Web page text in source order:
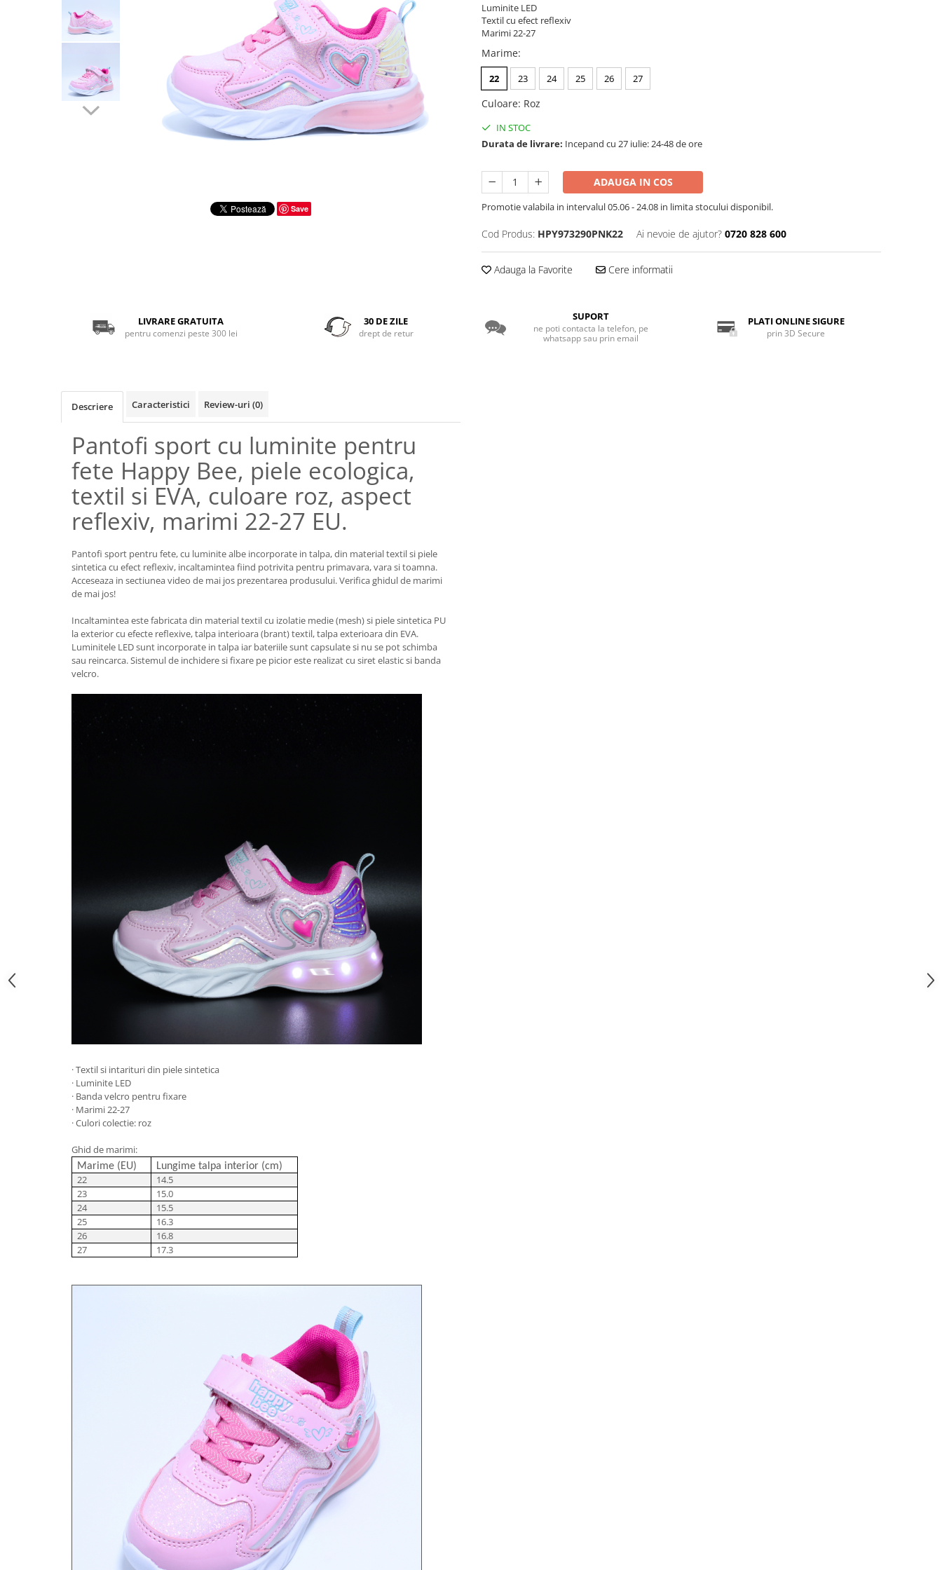
Save
Luminite LED
Textil cu efect reflexiv
Marimi 22-27
Marime:
22 23 24 25 26 27
Culoare: Roz
IN STOC
Durata de livrare: Incepand cu 27 iulie: 24-48 de ore
ADAUGA IN COS
Promotie valabila in intervalul 05.06 - 24.08 in limita stocului disponibil.
Cod Produs: HPY973290PNK22 Ai nevoie de ajutor? 0720 828 600
Adauga la Favorite Cere informatii
LIVRARE GRATUITA
pentru comenzi peste 300 lei
30 DE ZILE
drept de retur
SUPORT
ne poti contacta la telefon, pe
whatsapp sau prin email
PLATI ONLINE SIGURE
prin 3D Secure
Descriere Caracteristici Review-uri (0)
Pantofi sport cu luminite pentru
fete Happy Bee, piele ecologica,
textil si EVA, culoare roz, aspect
reflexiv, marimi 22-27 EU.
Pantofi sport pentru fete, cu luminite albe incorporate in talpa, din material textil si piele
sintetica cu efect reflexiv, incaltamintea fiind potrivita pentru primavara, vara si toamna.
Acceseaza in sectiunea video de mai jos prezentarea produsului. Verifica ghidul de marimi
de mai jos!
Incaltamintea este fabricata din material textil cu izolatie medie (mesh) si piele sintetica PU
la exterior cu efecte reflexive, talpa interioara (brant) textil, talpa exterioara din EVA.
Luminitele LED sunt incorporate in talpa iar bateriile sunt capsulate si nu se pot schimba
sau reincarca. Sistemul de inchidere si fixare pe picior este realizat cu siret elastic si banda
velcro.
· Textil si intarituri din piele sintetica
· Luminite LED
· Banda velcro pentru fixare
· Marimi 22-27
· Culori colectie: roz
Ghid de marimi:
Marime (EU) Lungime talpa interior (cm)
22
14.5
23
15.0
24
15.5
25
16.3
26
16.8
27
17.3